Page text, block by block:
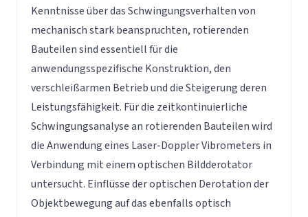
Kenntnisse über das Schwingungsverhalten von
mechanisch stark beanspruchten, rotierenden
Bauteilen sind essentiell für die
anwendungsspezifische Konstruktion, den
verschleißarmen Betrieb und die Steigerung deren
Leistungsfähigkeit. Für die zeitkontinuierliche
Schwingungsanalyse an rotierenden Bauteilen wird
die Anwendung eines Laser-Doppler Vibrometers in
Verbindung mit einem optischen Bildderotator
untersucht. Einflüsse der optischen Derotation der
Objektbewegung auf das ebenfalls optisch